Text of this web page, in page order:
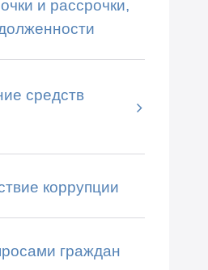
и рассрочки,
средств
коррупции
граждан